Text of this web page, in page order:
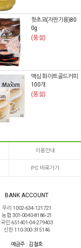
핫초코(자판기용)80
0g
(품절)
맥심 화이트골드커피
100개
(품절)
이용안내
PC 바로가기
BANK ACCOUNT
우리 1002-634-121721
농협 301-0040-8186-21
국민 651401-04-279403
신한 110-300-315146
예금주 : 김철호